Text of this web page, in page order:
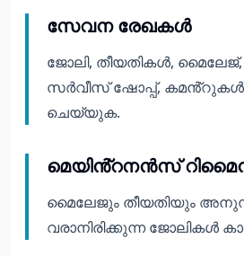
സേവന രേഖകൾ
ജോലി, തീയതികൾ,
സർവീസ് ഷോപ്പ്, കമൻ്റുകൾ
ചെയ്യുക.
മെയിൻ്റനൻസ്
മൈലേജും തീയതിയും
വരാനിരിക്കുന്ന ജോലികൾ